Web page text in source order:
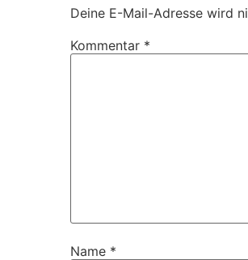
Deine E-Mail-Adresse wird
Kommentar *
Name *